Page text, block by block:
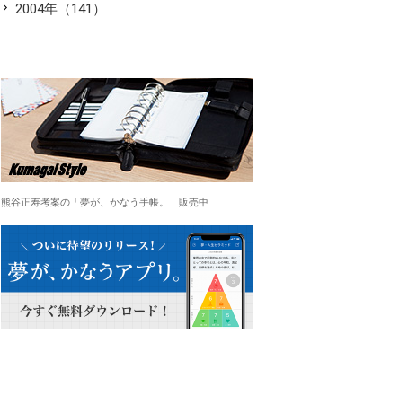
2004年（141）
熊谷正寿考案の「夢が、かなう手帳。」販売中